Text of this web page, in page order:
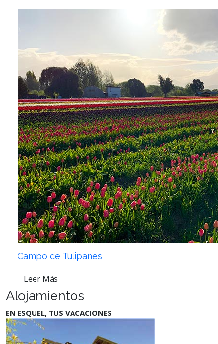
Campo de Tulipanes
Leer Más
Alojamientos
EN ESQUEL, TUS VACACIONES